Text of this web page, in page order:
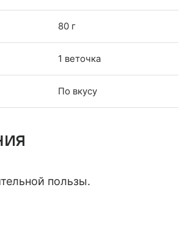
80 г
1 веточка
По вкусу
пользы.